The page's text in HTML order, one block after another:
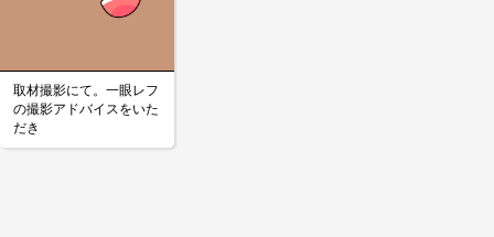
取材撮影にて。一眼レフ
の撮影アドバイスをいた
だき